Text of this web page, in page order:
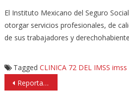
El Instituto Mexicano del Seguro
otorgar servicios profesionales, de
de sus trabajadores y
Tagged CLINICA 72 DEL IMSS imss
Navegación
de
Reporta gobierno de Coacaldo cuatro casos confirmados de COVID-19